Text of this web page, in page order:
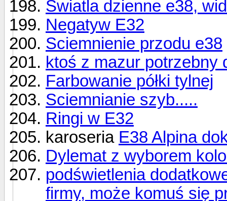
Swiatla dzienne e38,
Negatyw E32
Sciemnienie przodu e38
ktoś z mazur potrzebny
Farbowanie półki tylnej
Sciemnianie szyb.....
Ringi w E32
karoseria E38 Alpina
Dylemat z wyborem
podświetlenia
firmy, może komuś się